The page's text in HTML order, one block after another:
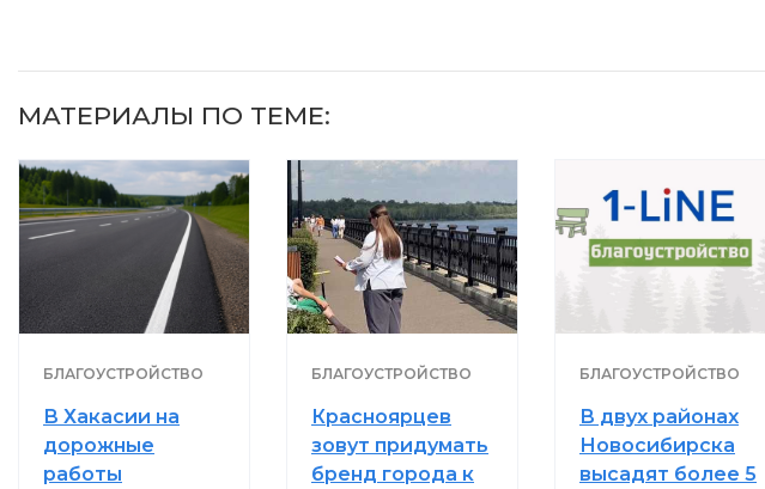
МАТЕРИАЛЫ ПО ТЕМЕ:
БЛАГОУСТРОЙСТВО
В Хакасии на
дорожные
работы
БЛАГОУСТРОЙСТВО
Красноярцев
зовут придумать
бренд города к
БЛАГОУСТРОЙСТВО
В двух районах
Новосибирска
высадят более 5